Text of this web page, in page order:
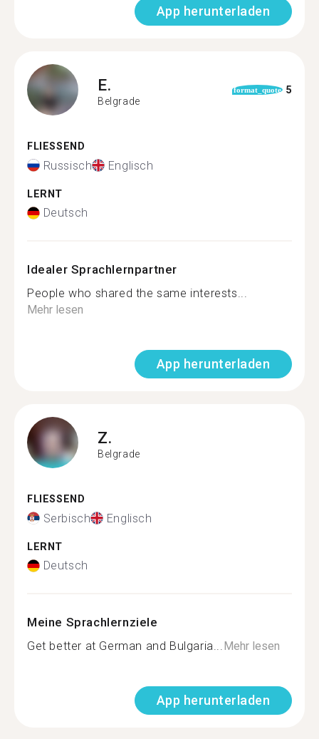
App herunterladen
E.
Belgrade
format_quote 5
FLIESSEND
Russisch Englisch
LERNT
Deutsch
Idealer Sprachlernpartner
People who shared the same interests...
Mehr lesen
App herunterladen
Z.
Belgrade
FLIESSEND
Serbisch Englisch
LERNT
Deutsch
Meine Sprachlernziele
Get better at German and Bulgaria...Mehr lesen
App herunterladen